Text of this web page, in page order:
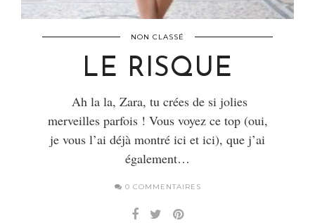
NON CLASSÉ
LE RISQUE
Ah la la, Zara, tu crées de si jolies
merveilles parfois ! Vous voyez ce top (oui,
je vous l’ai déjà montré ici et ici), que j’ai
également…
0 COMMENTAIRES